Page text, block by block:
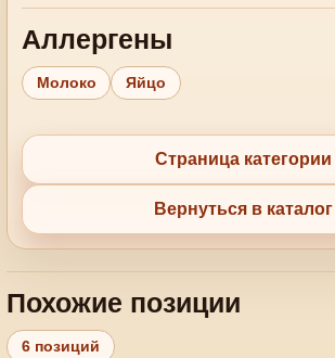
Аллергены
Молоко Яйцо
Страница категории
Вернуться в каталог
Похожие позиции
6 позиций